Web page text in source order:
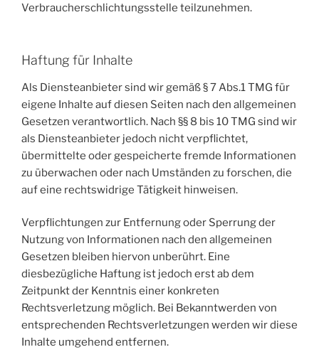
Verbraucherschlichtungsstelle teilzunehmen.
Haftung für Inhalte
Als Diensteanbieter sind wir gemäß § 7 Abs.1 TMG für
eigene Inhalte auf diesen Seiten nach den allgemeinen
Gesetzen verantwortlich. Nach §§ 8 bis 10 TMG sind wir
als Diensteanbieter jedoch nicht verpflichtet,
übermittelte oder gespeicherte fremde Informationen
zu überwachen oder nach Umständen zu forschen, die
auf eine rechtswidrige Tätigkeit hinweisen.
Verpflichtungen zur Entfernung oder Sperrung der
Nutzung von Informationen nach den allgemeinen
Gesetzen bleiben hiervon unberührt. Eine
diesbezügliche Haftung ist jedoch erst ab dem
Zeitpunkt der Kenntnis einer konkreten
Rechtsverletzung möglich. Bei Bekanntwerden von
entsprechenden Rechtsverletzungen werden wir diese
Inhalte umgehend entfernen.